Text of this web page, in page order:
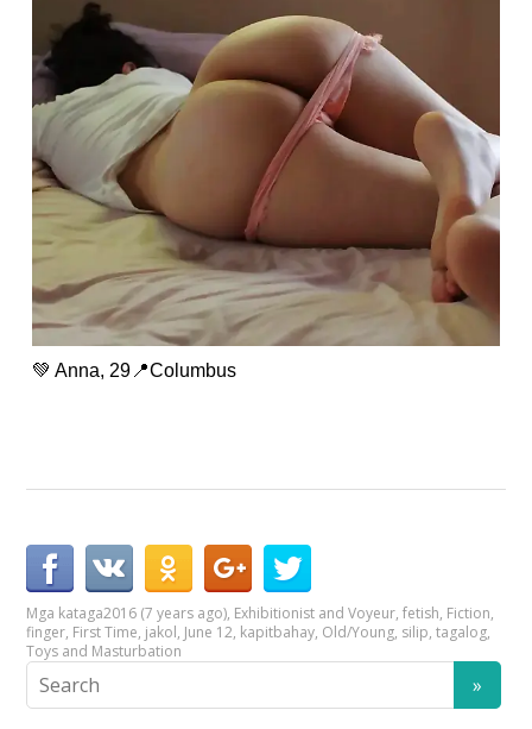
💚 Anna, 29📍Columbus
Mga kataga2016 (7 years ago), Exhibitionist and Voyeur,fetish, Fiction,
finger, First Time, jakol, June 12, kapitbahay, Old/Young, silip,tagalog,
Toys and Masturbation